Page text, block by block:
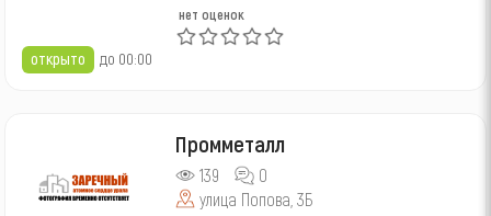
открыто до 00:00
нет оценок
Промметалл
139
0
улица Попова, 3Б